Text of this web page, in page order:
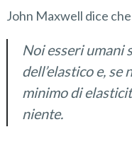
John Maxwell dice che
Noi esseri umani
dell’elastico e, se
minimo di
niente.